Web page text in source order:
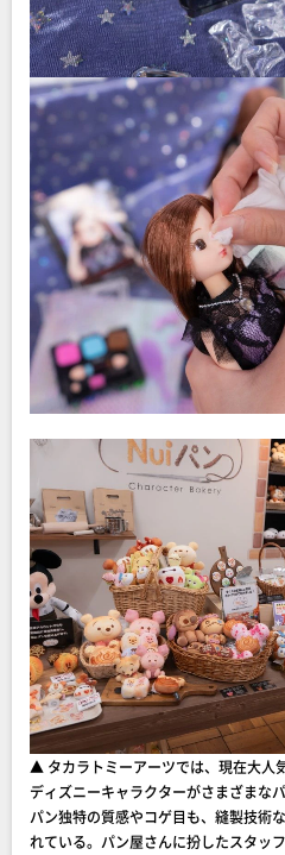
▲ タカラトミーアーツでは、現在大人
ディズニーキャラクターがさまざまな
パン独特の質感やコゲ目も、縫製技術
れている。パン屋さんに扮したスタッ